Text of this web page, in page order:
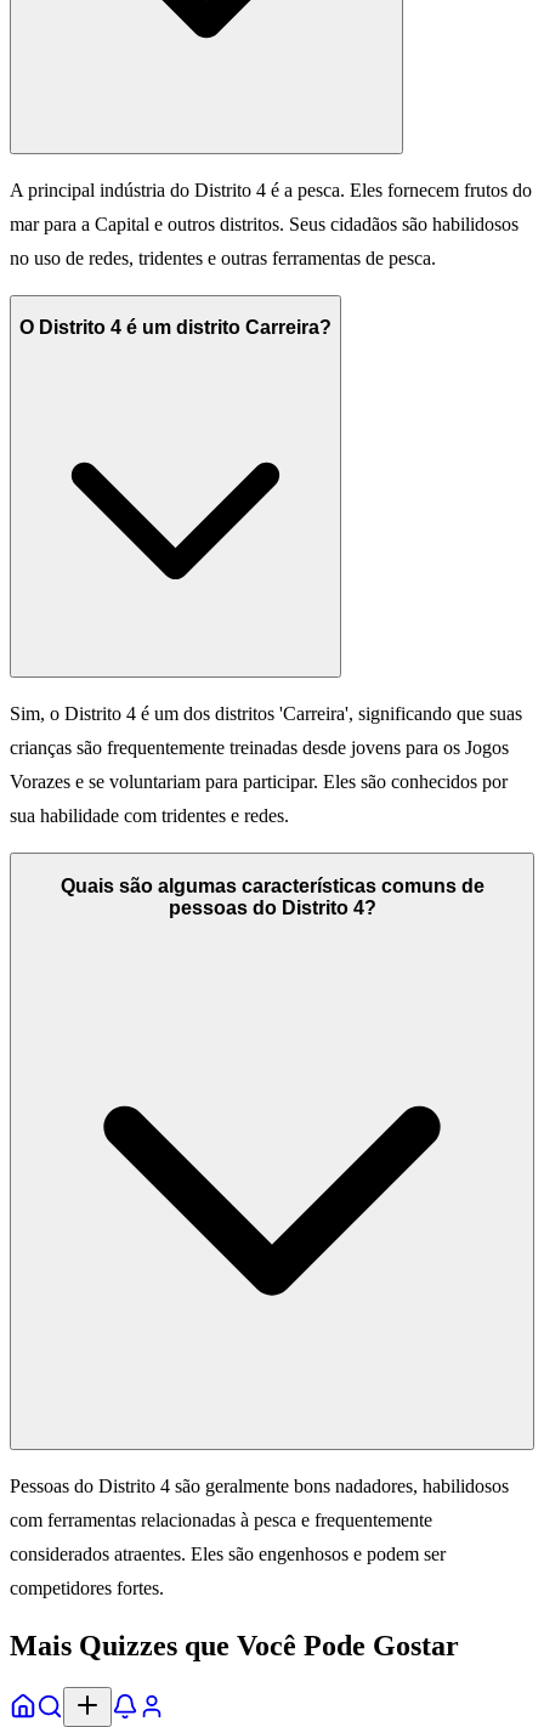
A principal indústria do Distrito 4 é a pesca. Eles fornecem frutos do
mar para a Capital e outros distritos. Seus cidadãos são habilidosos
no uso de redes, tridentes e outras ferramentas de pesca.
O Distrito 4 é um distrito Carreira?
Sim, o Distrito 4 é um dos distritos 'Carreira', significando que suas
crianças são frequentemente treinadas desde jovens para os Jogos
Vorazes e se voluntariam para participar. Eles são conhecidos por
sua habilidade com tridentes e redes.
Quais são algumas características comuns de
pessoas do Distrito 4?
Pessoas do Distrito 4 são geralmente bons nadadores, habilidosos
com ferramentas relacionadas à pesca e frequentemente
considerados atraentes. Eles são engenhosos e podem ser
competidores fortes.
Mais Quizzes que Você Pode Gostar
InícioExplorar Alertas